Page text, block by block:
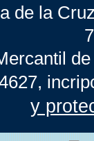
de la
y